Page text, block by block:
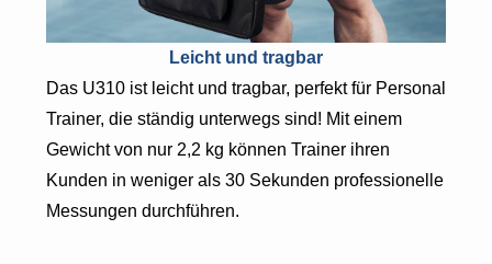
Leicht und tragbar
Das U310 ist leicht und tragbar, perfekt für Personal
Trainer, die ständig unterwegs sind! Mit einem
Gewicht von nur 2,2 kg können Trainer ihren
Kunden in weniger als 30 Sekunden professionelle
Messungen durchführen.